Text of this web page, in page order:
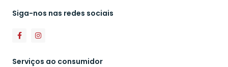
Siga-nos nas redes sociais
Serviços ao consumidor